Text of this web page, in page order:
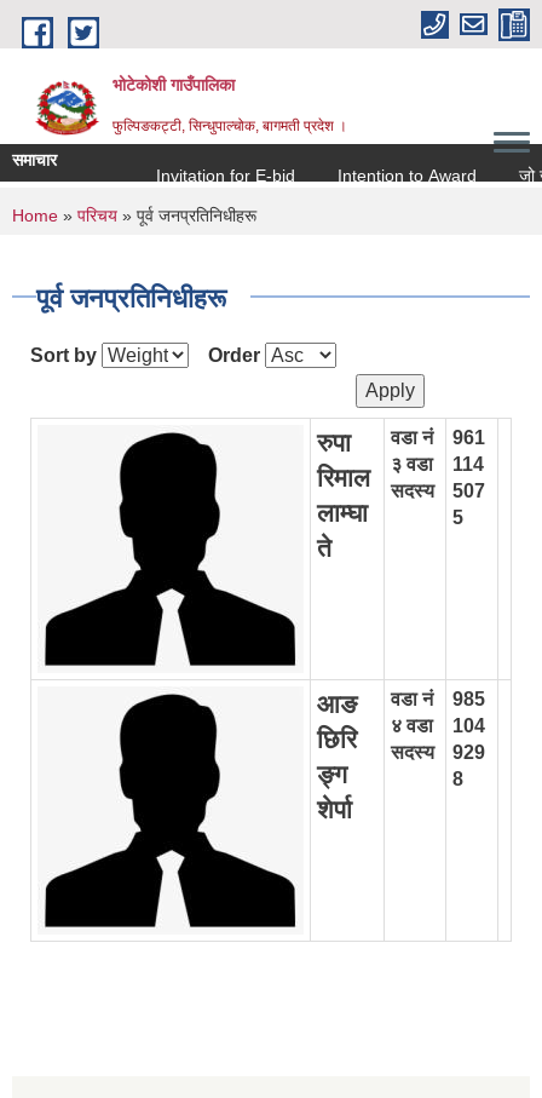
Skip to main content
भोटेकोशी गाउँपालिका
फुल्पिङकट्टी, सिन्धुपाल्चोक, बागमती प्रदेश ।
समाचार
Invitation for E-bid
Intention to Award जो जस
You are here
Home » परिचय » पूर्व जनप्रतिनिधीहरू
पूर्व जनप्रतिनिधीहरू
Sort by Order
रुपा
रिमाल
लाम्घा
ते
वडा नं
३ वडा
सदस्य
961
114
507
5
आङ
छिरि
ङ्ग
शेर्पा
वडा नं
४ वडा
सदस्य
985
104
929
8